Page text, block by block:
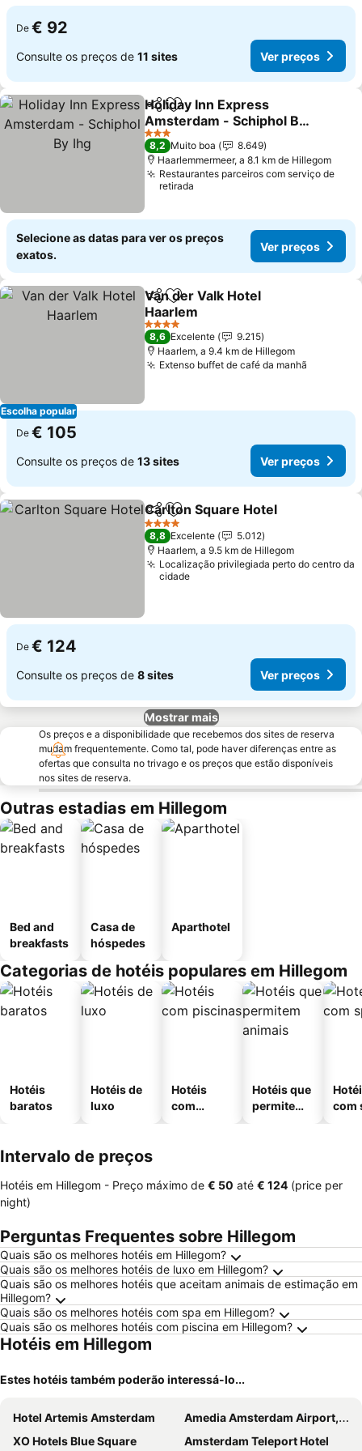
De € 92
Consulte os preços de 11 sites Ver preços
PartilharAdicionar aos favoritos
Holiday Inn Express
Amsterdam - Schiphol By
Ihg
3 Estrelas
8,2 Muito boa
8.649
Haarlemmermeer, a 8.1 km de Hillegom
Restaurantes parceiros com serviço de
retirada
Selecione as datas para ver os preços
exatos.
Ver preços
Escolha popular
PartilharAdicionar aos favoritos
Van der Valk Hotel
Haarlem
4 Estrelas
8,6 Excelente
9.215
Haarlem, a 9.4 km de Hillegom
Extenso buffet de café da manhã
De € 105
Consulte os preços de 13 sites Ver preços
PartilharAdicionar aos favoritos
Carlton Square Hotel
4 Estrelas
8,8 Excelente
5.012
Haarlem, a 9.5 km de Hillegom
Localização privilegiada perto do centro da
cidade
De € 124
Consulte os preços de 8 sites Ver preços
Mostrar mais
Os preços e a disponibilidade que recebemos dos sites de reserva
mudam frequentemente. Como tal, pode haver diferenças entre as
ofertas que consulta no trivago e os preços que estão disponíveis
nos sites de reserva.
Outras estadias em Hillegom
Bed and
breakfasts
Casa de
hóspedes
Aparthotel
Categorias de hotéis populares em Hillegom
Hotéis
baratos
Hotéis de
luxo
Hotéis
com
Hotéis que
permitem
com
Intervalo de preços
Hotéis em Hillegom - Preço máximo de ‎€ 50 até ‎€ 124 (price per
night)
Perguntas Frequentes sobre Hillegom
Quais são os melhores hotéis em Hillegom?
Quais são os melhores hotéis de luxo em Hillegom?
Quais são os melhores hotéis que aceitam animais de estimação em
Hillegom?
Quais são os melhores hotéis com spa em Hillegom?
Quais são os melhores hotéis com piscina em Hillegom?
Hotéis em Hillegom
Estes hotéis também poderão interessá-lo...
Hotel Artemis Amsterdam
Amedia Amsterdam Airport, Trademark Collection By Wyndham
XO Hotels Blue Square
Amsterdam Teleport Hotel